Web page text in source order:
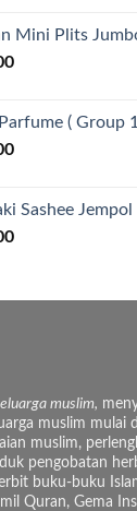
Mini Plits
( Group
Sashee
muslim,
muslim mulai
muslim,
pengobatan
buku-buku
Quran, Gema